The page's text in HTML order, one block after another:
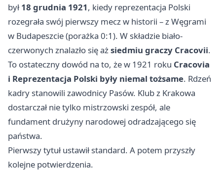
był18 grudnia 1921, kiedy reprezentacja Polski
rozegrała swój pierwszy mecz w historii – z Węgrami
w Budapeszcie (porażka 0:1). W składzie biało-
czerwonych znalazło się ażsiedmiu graczy Cracovii.
To ostateczny dowód na to, że w 1921 roku Cracovia
i Reprezentacja Polski były niemal tożsame. Rdzeń
kadry stanowili zawodnicy Pasów. Klub z Krakowa
dostarczał nie tylko mistrzowski zespół, ale
fundament drużyny narodowej odradzającego się
państwa.
Pierwszy tytuł ustawił standard. A potem przyszły
kolejne potwierdzenia.